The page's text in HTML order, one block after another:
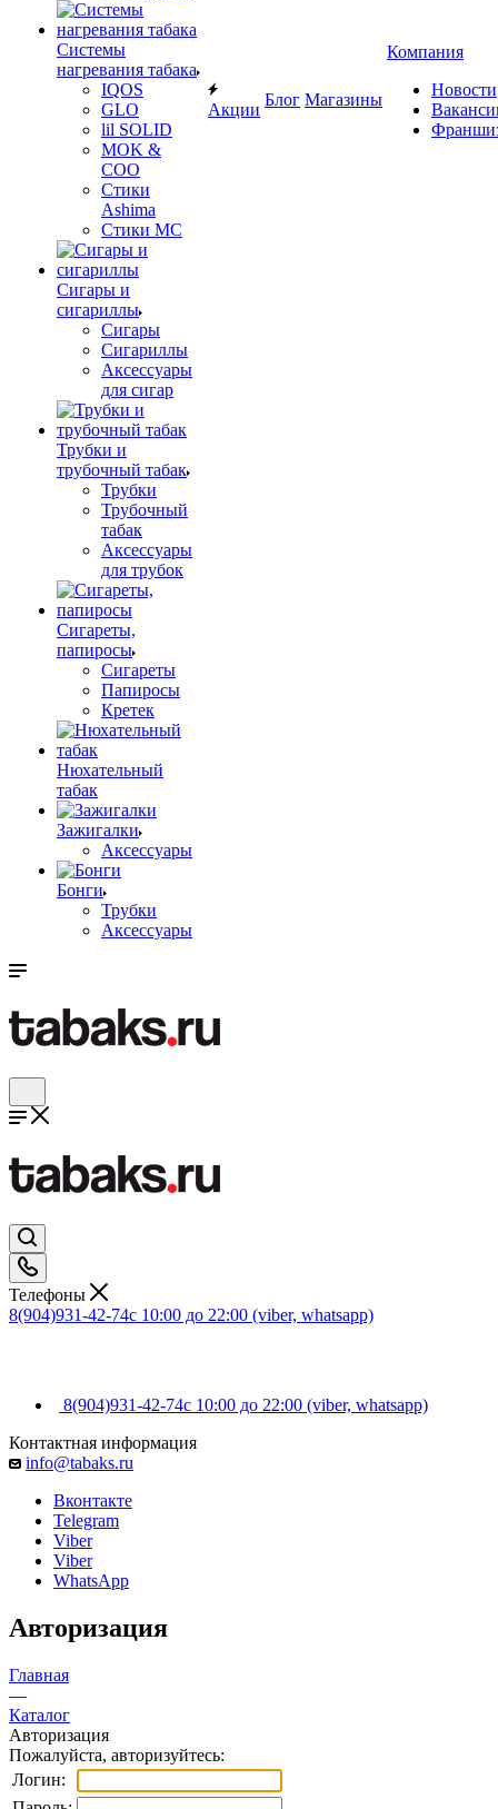
Системы
нагревания табака
IQOS
GLO
lil SOLID
MOK &
COO
Стики
Ashima
Стики MC
Сигары и
сигариллы
Сигары
Сигариллы
Аксессуары
для сигар
Трубки и
трубочный табак
Трубки
Трубочный
табак
Аксессуары
для трубок
Сигареты,
папиросы
Сигареты
Папиросы
Кретек
Нюхательный
табак
Зажигалки
Аксессуары
Бонги
Трубки
Аксессуары
Акции
Блог Магазины
Компания
Новости
Телефоны
8(904)931-42-74с 10:00 до 22:00 (viber, whatsapp)
8(904)931-42-74с 10:00 до 22:00 (viber, whatsapp)
Контактная информация
info@tabaks.ru
Вконтакте
Telegram
Viber
Viber
WhatsApp
Авторизация
Главная
—
Каталог
Авторизация
Пожалуйста, авторизуйтесь:
Логин: